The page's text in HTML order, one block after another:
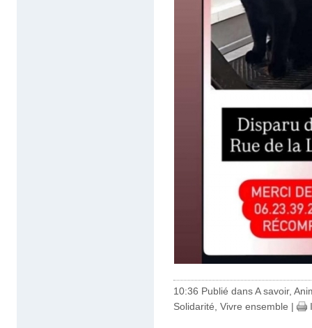
10:36 Publié dansA savoir,
Solidarité, Vivre ensemble |